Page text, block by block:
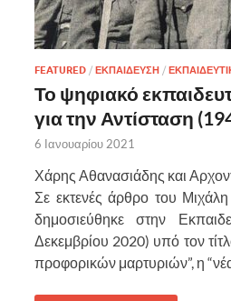
FEATURED / ΕΚΠΑΙΔΕΥΣΗ /
Το ψηφιακό
για την Αντίσταση
6 Ιανουαρίου 2021
Χάρης Αθανασιάδης και
Σε εκτενές άρθρο του
δημοσιεύθηκε στην
Δεκεμβρίου 2020) υπό τον
προφορικών μαρτυριών”, η “νέα